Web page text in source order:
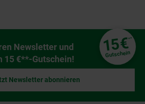
Newsletter und
15 €**-Gutschein!
15€**
Gutschein
Newsletter abonnieren